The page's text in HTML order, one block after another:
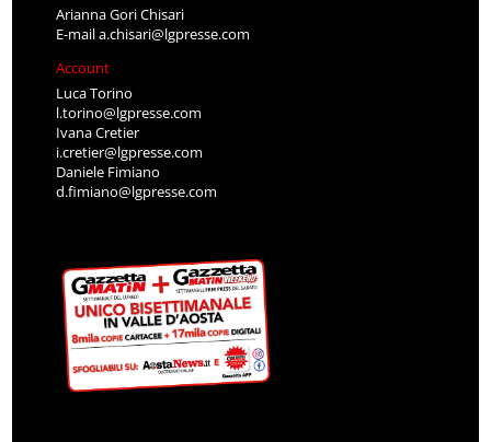
Arianna Gori Chisari
E-maila.chisari@lgpresse.com
Account
Luca Torino
l.torino@lgpresse.com
Ivana Cretier
i.cretier@lgpresse.com
Daniele Fimiano
d.fimiano@lgpresse.com